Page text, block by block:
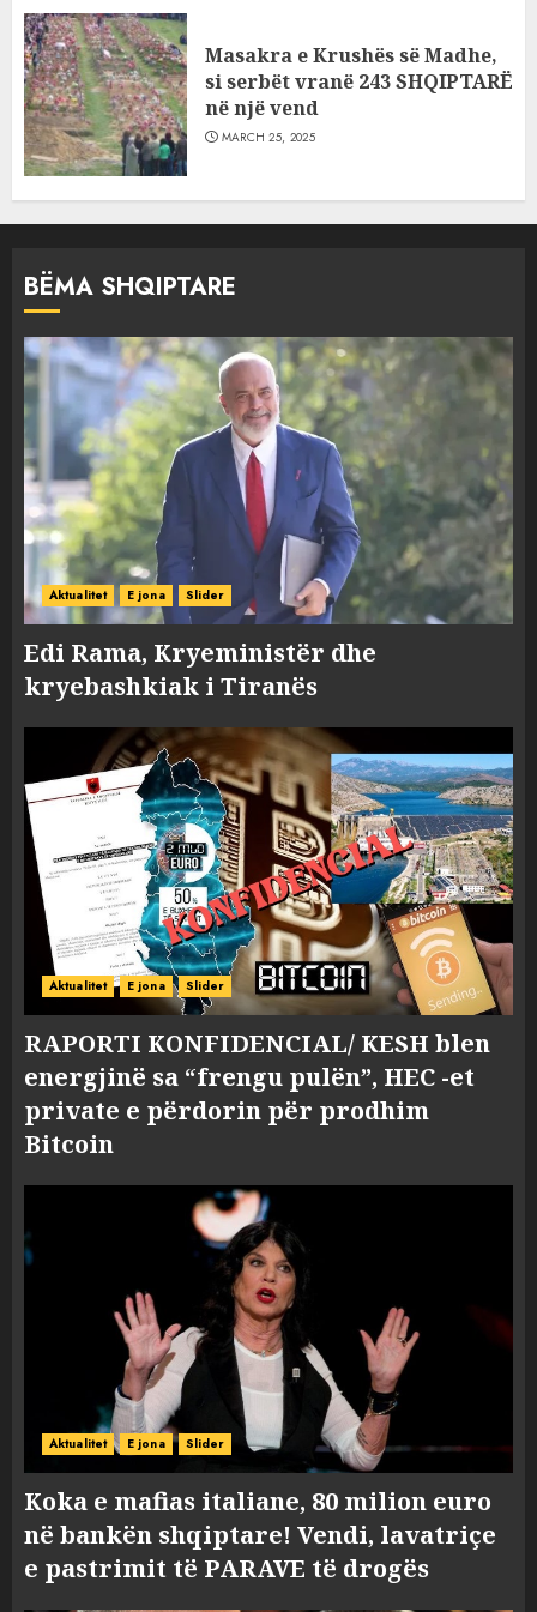
Masakra e Krushës së Madhe,
si serbët vranë 243 SHQIPTARË
në një vend
MARCH 25, 2025
BËMA SHQIPTARE
Aktualitet E jona Slider
Edi Rama, Kryeministër dhe
kryebashkiak i Tiranës
Aktualitet E jona Slider
RAPORTI KONFIDENCIAL/ KESH blen
energjinë sa “frengu pulën”, HEC -et
private e përdorin për prodhim
Bitcoin
Aktualitet E jona Slider
Koka e mafias italiane, 80 milion euro
në bankën shqiptare! Vendi, lavatriçe
e pastrimit të PARAVE të drogës